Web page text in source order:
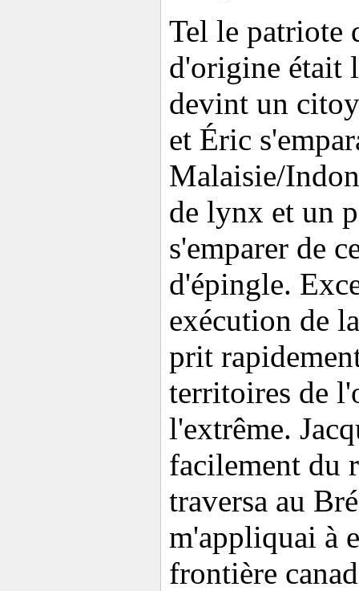
Tel le patriote
d'origine était
devint un
et Éric
Malaisie/
de lynx et un
s'emparer de
d'épingle.
exécution de
prit
territoires de
l'extrême.
facilement du
traversa au
m'appliquai à
frontière